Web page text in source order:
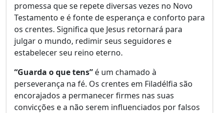
promessa que se repete diversas vezes no Novo
Testamento e é fonte de esperança e conforto para
os crentes. Significa que Jesus retornará para
julgar o mundo, redimir seus seguidores e
estabelecer seu reino eterno.
“Guarda o que tens” é um chamado à
perseverança na fé. Os crentes em Filadélfia são
encorajados a permanecer firmes nas suas
convicções e a não serem influenciados por falsos